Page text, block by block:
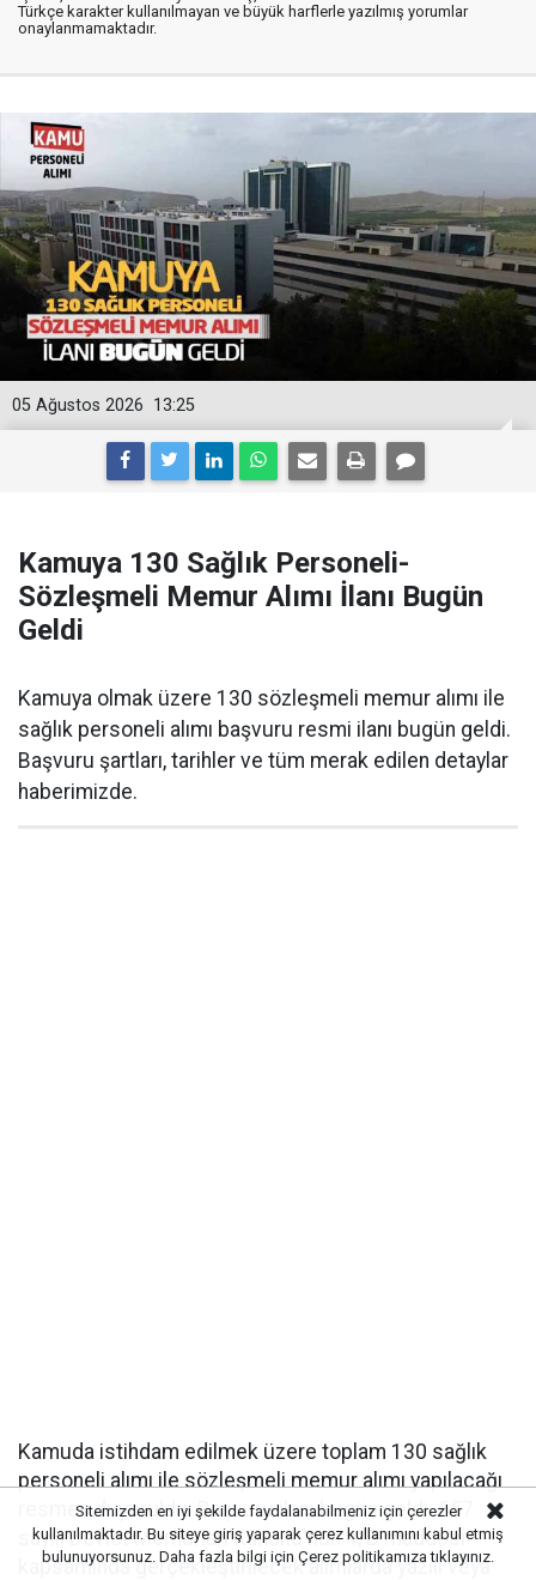
Türkçe karakter kullanılmayan ve büyük harflerle yazılmış yorumlar
onaylanmamaktadır.
13:25
05 Ağustos 2026
Kamuya 130 Sağlık Personeli-
Sözleşmeli Memur Alımı İlanı Bugün
Geldi
Kamuya olmak üzere 130 sözleşmeli memur alımı ile
sağlık personeli alımı başvuru resmi ilanı bugün geldi.
Başvuru şartları, tarihler ve tüm merak edilen detaylar
haberimizde.
Kamuda istihdam edilmek üzere toplam 130 sağlık
personeli alımı ile sözleşmeli memur alımı yapılacağı
resmen duyuruldu. Başvuru ilanı bugün geldi. 657
sayılı Devlet Memurları Kanunu'nun 4/B maddesi
kapsamında gerçekleştirilecek alımlarda yazılı veya
Sitemizden en iyi şekilde faydalanabilmeniz için çerezler
kullanılmaktadır. Bu siteye giriş yaparak çerez kullanımını kabul etmiş
bulunuyorsunuz. Daha fazla bilgi için Çerez politikamıza tıklayınız.